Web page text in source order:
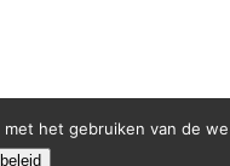
het gebruiken van de